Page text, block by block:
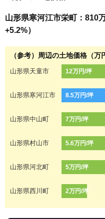
山形県寒河江市栄町：810
+5.2%）
（参考）周辺の土地価格（万
山形県天童市 12万円/坪
山形県寒河江市 8.5万円/坪
山形県中山町 7万円/坪
山形県村山市 5.6万円/坪
山形県河北町 5万円/坪
山形県西川町 2万円/坪